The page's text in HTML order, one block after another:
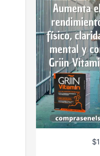
$